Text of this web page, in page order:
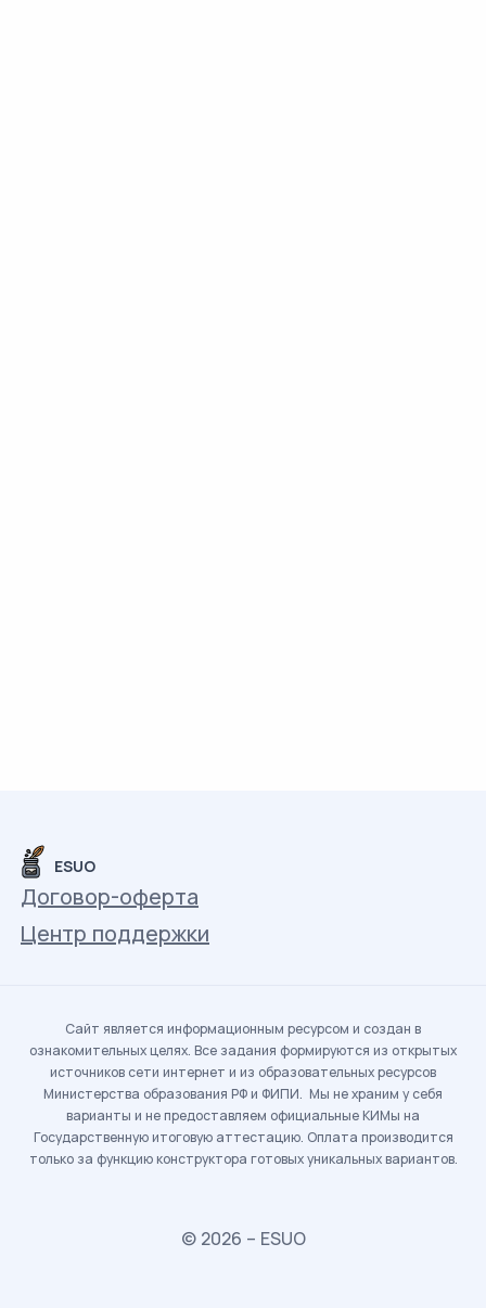
ESUO
Договор-оферта
Центр поддержки
Сайт является информационным ресурсом и создан в
ознакомительных целях. Все задания формируются из открытых
источников сети интернет и из образовательных ресурсов
Министерства образования РФ и ФИПИ. Мы не храним у себя
варианты и не предоставляем официальные КИМы на
Государственную итоговую аттестацию. Оплата производится
только за функцию конструктора готовых уникальных вариантов.
© 2026 – ESUO